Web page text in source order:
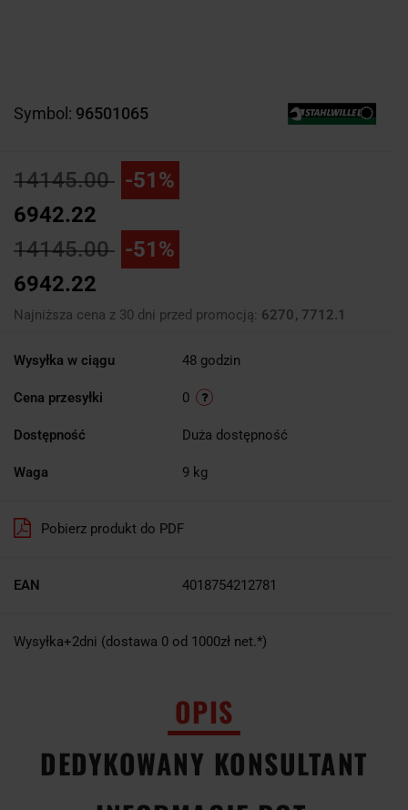
Symbol: 96501065
14145.00
-51%
6942.22
14145.00
-51%
6942.22
Najniższa cena z 30 dni przed promocją: 6270 7712.1
Wysyłka w ciągu 48 godzin
Cena przesyłki 0
Dostępność Duża dostępność
Waga 9 kg
Pobierz produkt do PDF
EAN 4018754212781
Wysyłka+2dni (dostawa 0 od 1000zł net.*)
OPIS
DEDYKOWANY KONSULTANT